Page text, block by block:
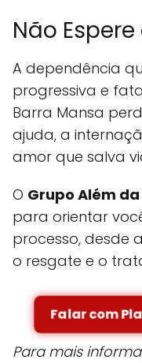
Não
A dependência
progressiva e
Barra Mansa
ajuda, a
amor que salva
O Grupo Além
para orientar
processo, desde
o resgate e o
Falar com
Para mais